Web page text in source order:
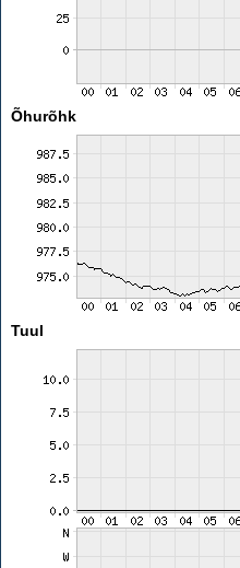
Õhurõhk
Tuul